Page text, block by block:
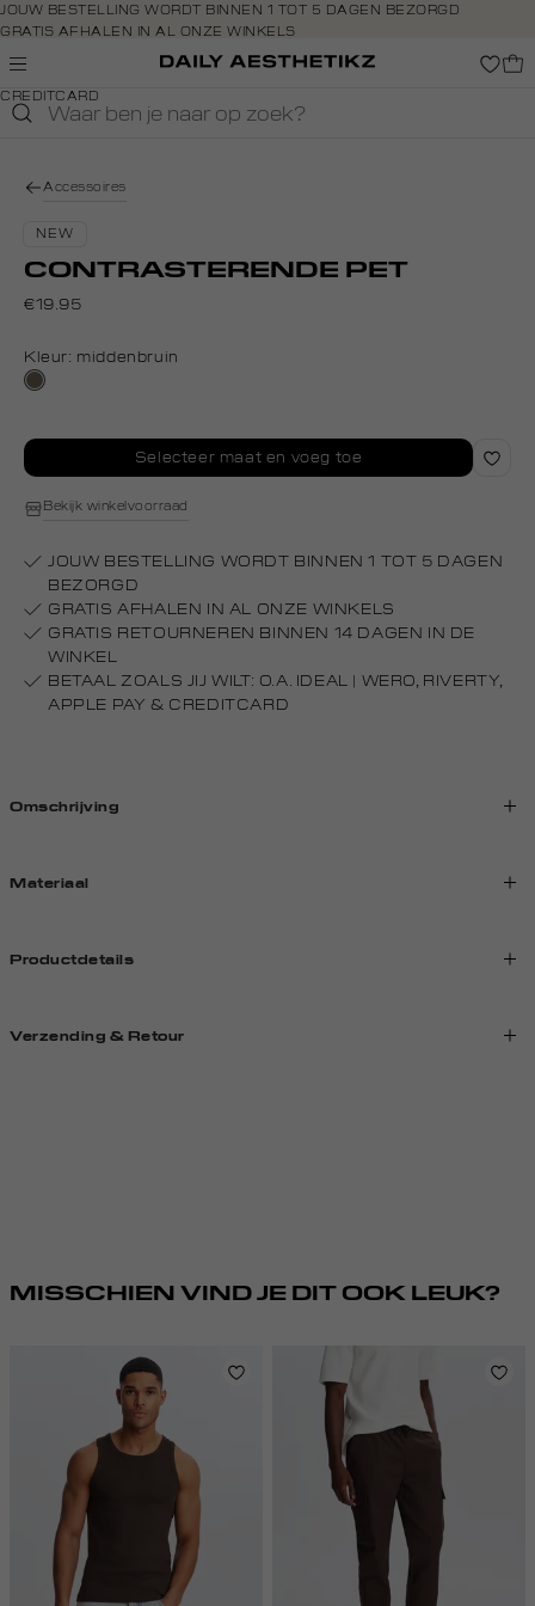
Navigeer
direct naar
de
Open de
direct
footer
JOUW BESTELLING WORDT BINNEN 1 TOT 5 DAGEN BEZORGD
GRATIS AFHALEN IN AL ONZE WINKELS
GRATIS RETOURNEREN BINNEN 14 DAGEN IN DE WINKEL
BETAAL ZOALS JIJ WILT: O.A. IDEAL, RIVERTY, APPLE PAY &
CREDITCARD
Accessoires
NEW
CONTRASTERENDE PET
€19.95
Kleur: middenbruin
middenbruin
Selecteer maat en voeg toe
Bekijk winkelvoorraad
JOUW BESTELLING WORDT BINNEN 1 TOT 5 DAGEN
BEZORGD
GRATIS AFHALEN IN AL ONZE WINKELS
GRATIS RETOURNEREN BINNEN 14 DAGEN IN DE
WINKEL
BETAAL ZOALS JIJ WILT: O.A. IDEAL | WERO, RIVERTY,
APPLE PAY & CREDITCARD
Omschrijving
Materiaal
Productdetails
Verzending & Retour
MISSCHIEN VIND JE DIT OOK LEUK?